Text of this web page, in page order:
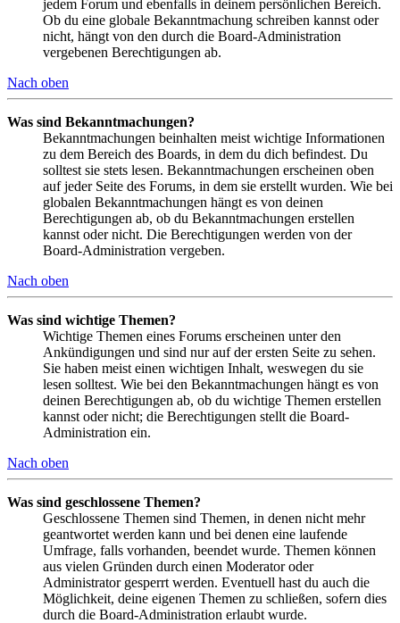
jedem Forum und ebenfalls in deinem persönlichen Bereich.
Ob du eine globale Bekanntmachung schreiben kannst oder
nicht, hängt von den durch die Board-Administration
vergebenen Berechtigungen ab.
Nach oben
Was sind Bekanntmachungen?
Bekanntmachungen beinhalten meist wichtige Informationen
zu dem Bereich des Boards, in dem du dich befindest. Du
solltest sie stets lesen. Bekanntmachungen erscheinen oben
auf jeder Seite des Forums, in dem sie erstellt wurden. Wie bei
globalen Bekanntmachungen hängt es von deinen
Berechtigungen ab, ob du Bekanntmachungen erstellen
kannst oder nicht. Die Berechtigungen werden von der
Board-Administration vergeben.
Nach oben
Was sind wichtige Themen?
Wichtige Themen eines Forums erscheinen unter den
Ankündigungen und sind nur auf der ersten Seite zu sehen.
Sie haben meist einen wichtigen Inhalt, weswegen du sie
lesen solltest. Wie bei den Bekanntmachungen hängt es von
deinen Berechtigungen ab, ob du wichtige Themen erstellen
kannst oder nicht; die Berechtigungen stellt die Board-
Administration ein.
Nach oben
Was sind geschlossene Themen?
Geschlossene Themen sind Themen, in denen nicht mehr
geantwortet werden kann und bei denen eine laufende
Umfrage, falls vorhanden, beendet wurde. Themen können
aus vielen Gründen durch einen Moderator oder
Administrator gesperrt werden. Eventuell hast du auch die
Möglichkeit, deine eigenen Themen zu schließen, sofern dies
durch die Board-Administration erlaubt wurde.